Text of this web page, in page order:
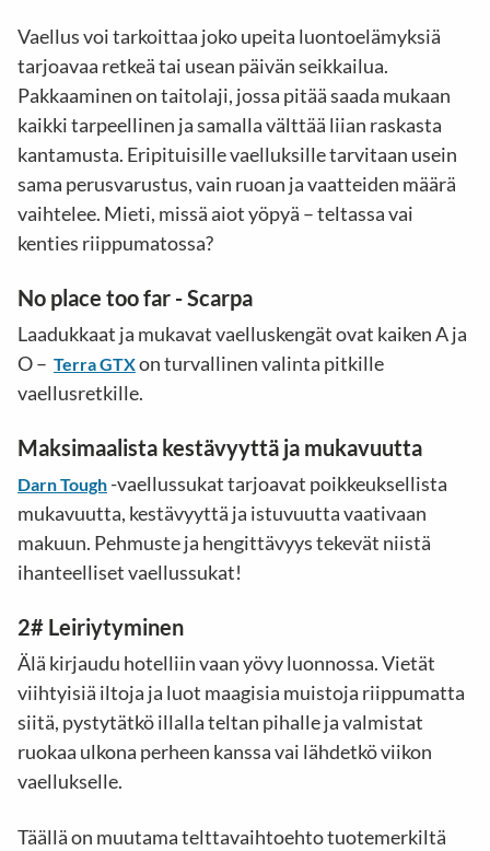
Vaellus voi tarkoittaa joko upeita luontoelämyksiä
tarjoavaa retkeä tai usean päivän seikkailua.
Pakkaaminen on taitolaji, jossa pitää saada mukaan
kaikki tarpeellinen ja samalla välttää liian raskasta
kantamusta. Eripituisille vaelluksille tarvitaan usein
sama perusvarustus, vain ruoan ja vaatteiden määrä
vaihtelee. Mieti, missä aiot yöpyä – teltassa vai
kenties riippumatossa?
No place too far - Scarpa
Laadukkaat ja mukavat vaelluskengät ovat kaiken A ja
O – Terra GTXon turvallinen valinta pitkille
vaellusretkille.
Maksimaalista kestävyyttä ja mukavuutta
Darn Tough -vaellussukat tarjoavat poikkeuksellista
mukavuutta, kestävyyttä ja istuvuutta vaativaan
makuun. Pehmuste ja hengittävyys tekevät niistä
ihanteelliset vaellussukat!
2# Leiriytyminen
Älä kirjaudu hotelliin vaan yövy luonnossa. Vietät
viihtyisiä iltoja ja luot maagisia muistoja riippumatta
siitä, pystytätkö illalla teltan pihalle ja valmistat
ruokaa ulkona perheen kanssa vai lähdetkö viikon
vaellukselle.
Täällä on muutama telttavaihtoehto tuotemerkiltä